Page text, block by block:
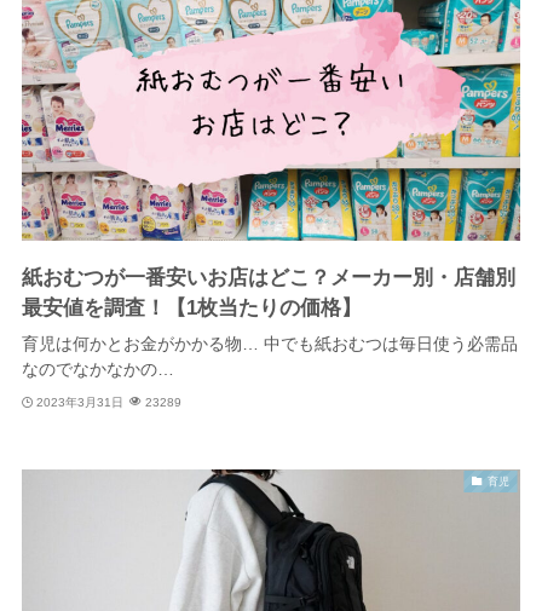
紙おむつが一番安いお店はどこ？メーカー別・店舗別
最安値を調査！【1枚当たりの価格】
育児は何かとお金がかかる物… 中でも紙おむつは毎日使う必需品
なのでなかなかの…
2023年3月31日 23289
育児